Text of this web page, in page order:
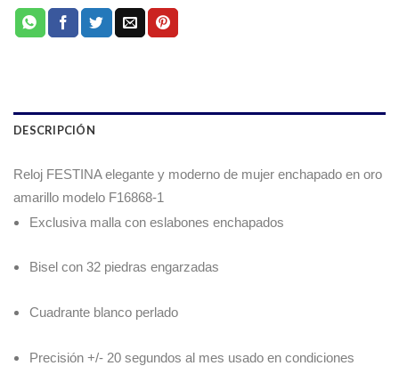
DESCRIPCIÓN
Reloj FESTINA elegante y moderno de mujer enchapado en oro
amarillo modelo F16868-1
Exclusiva malla con eslabones enchapados
Bisel con 32 piedras engarzadas
Cuadrante blanco perlado
Precisión +/- 20 segundos al mes usado en condiciones